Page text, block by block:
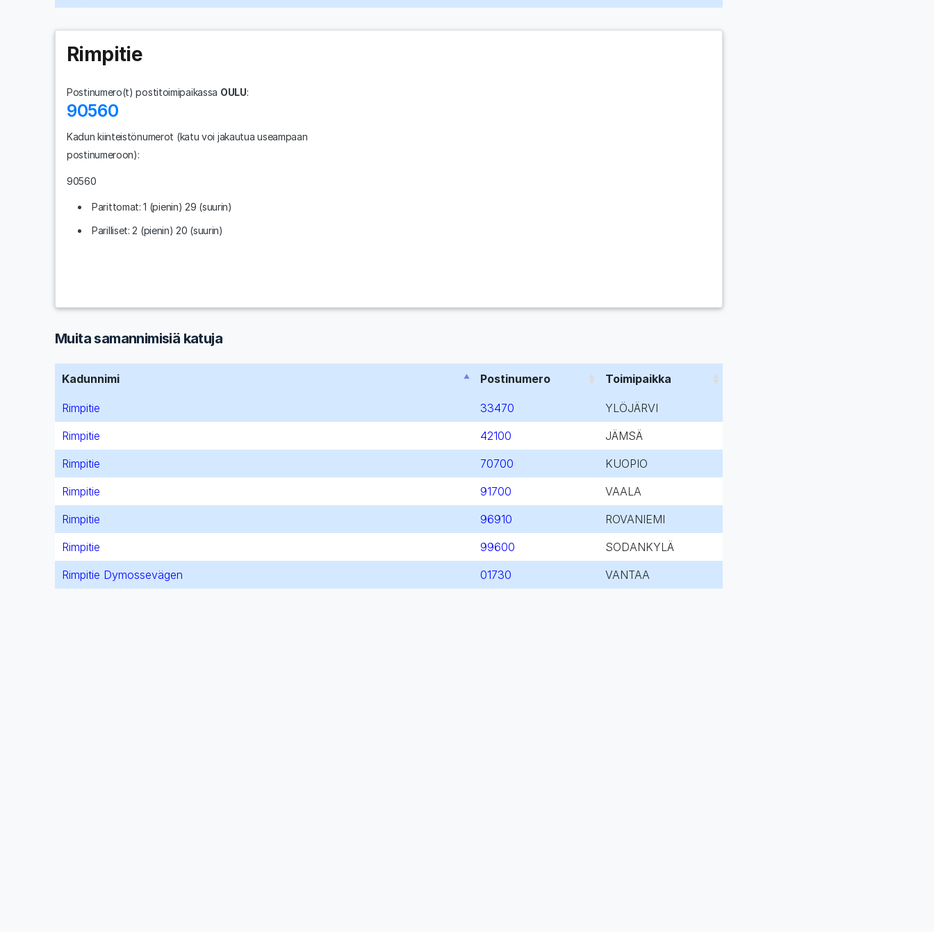
Rimpitie
Postinumero(t) postitoimipaikassa OULU:
90560
Kadun kiinteistönumerot (katu voi jakautua useampaan
postinumeroon):
90560
Parittomat: 1 (pienin) 29 (suurin)
Parilliset: 2 (pienin) 20 (suurin)
Muita samannimisiä katuja
Kadunnimi Postinumero Toimipaikka
Rimpitie 33470
YLÖJÄRVI
Rimpitie
42100
JÄMSÄ
Rimpitie
70700
KUOPIO
Rimpitie
91700
VAALA
Rimpitie
96910
ROVANIEMI
Rimpitie
99600
SODANKYLÄ
Rimpitie Dymossevägen
01730 VANTAA